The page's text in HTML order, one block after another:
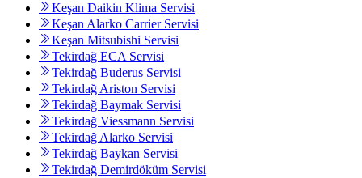
Keşan Daikin Klima Servisi
Keşan Alarko Carrier Servisi
Keşan Mitsubishi Servisi
Tekirdağ ECA Servisi
Tekirdağ Buderus Servisi
Tekirdağ Ariston Servisi
Tekirdağ Baymak Servisi
Tekirdağ Viessmann Servisi
Tekirdağ Alarko Servisi
Tekirdağ Baykan Servisi
Tekirdağ Demirdöküm Servisi